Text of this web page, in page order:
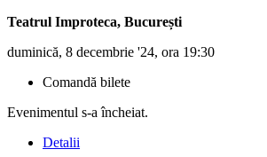
Teatrul Improteca, București
duminică, 8 decembrie '24, ora 19:30
Comandă bilete
Evenimentul s-a încheiat.
Detalii